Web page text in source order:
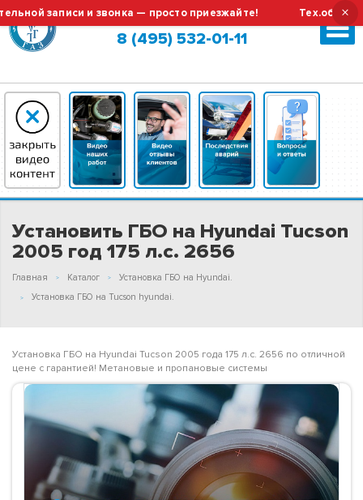
записи и звонка — просто приезжайте! ×
Москва (сменить город?)
8 (495) 532-01-11
Установить ГБО на Hyundai Tucson
2005 год 175 л.с. 2656
Главная Каталог
Установка ГБО на Hyundai.
Установка ГБО на Tucson hyundai.
Установка ГБО на Hyundai Tucson 2005 года 175 л.с. 2656 по отличной
цене с гарантией! Метановые и пропановые системы